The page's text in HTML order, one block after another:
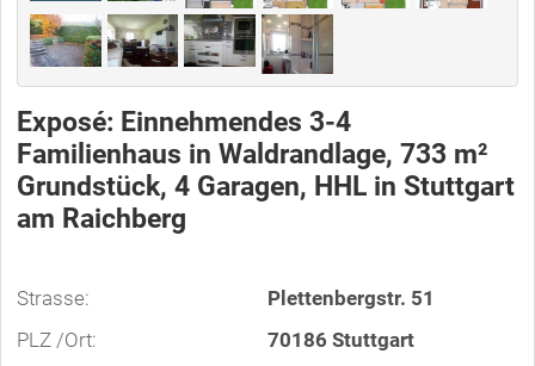
Exposé: Einnehmendes 3-4
Familienhaus in Waldrandlage, 733 m²
Grundstück, 4 Garagen, HHL in Stuttgart
am Raichberg
Strasse:
Plettenbergstr. 51
PLZ /Ort:
70186 Stuttgart